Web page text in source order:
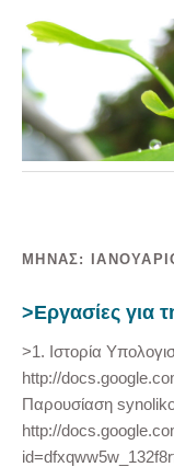
ΜΉΝΑΣ:
>Εργασίες για
>1. Ιστορία
http://
Παρουσίαση
http://